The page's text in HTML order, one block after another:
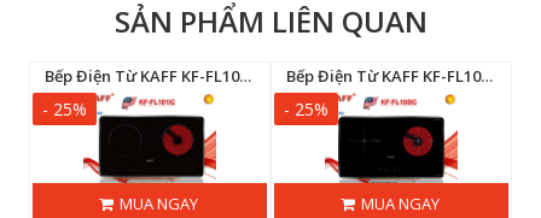
SẢN PHẨM LIÊN QUAN
Bếp Điện Từ KAFF KF-FL101IC
- 25%
MUA NGAY
Bếp Điện Từ KAFF KF-FL105IC
- 25%
MUA NGAY